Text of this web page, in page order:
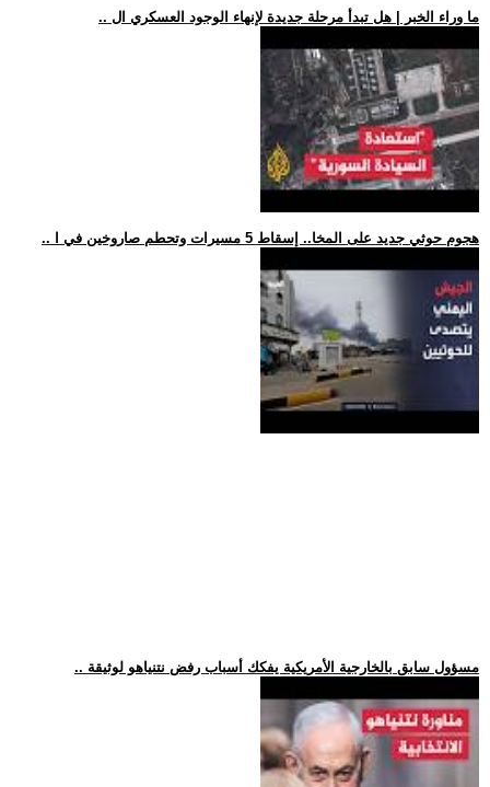
.. ما وراء الخبر | هل تبدأ مرحلة جديدة لإنهاء الوجود العسكري ال
.. هجوم حوثي جديد على المخا.. إسقاط 5 مسيرات وتحطم صاروخين في ا
.. مسؤول سابق بالخارجية الأمريكية يفكك أسباب رفض نتنياهو لوثيقة